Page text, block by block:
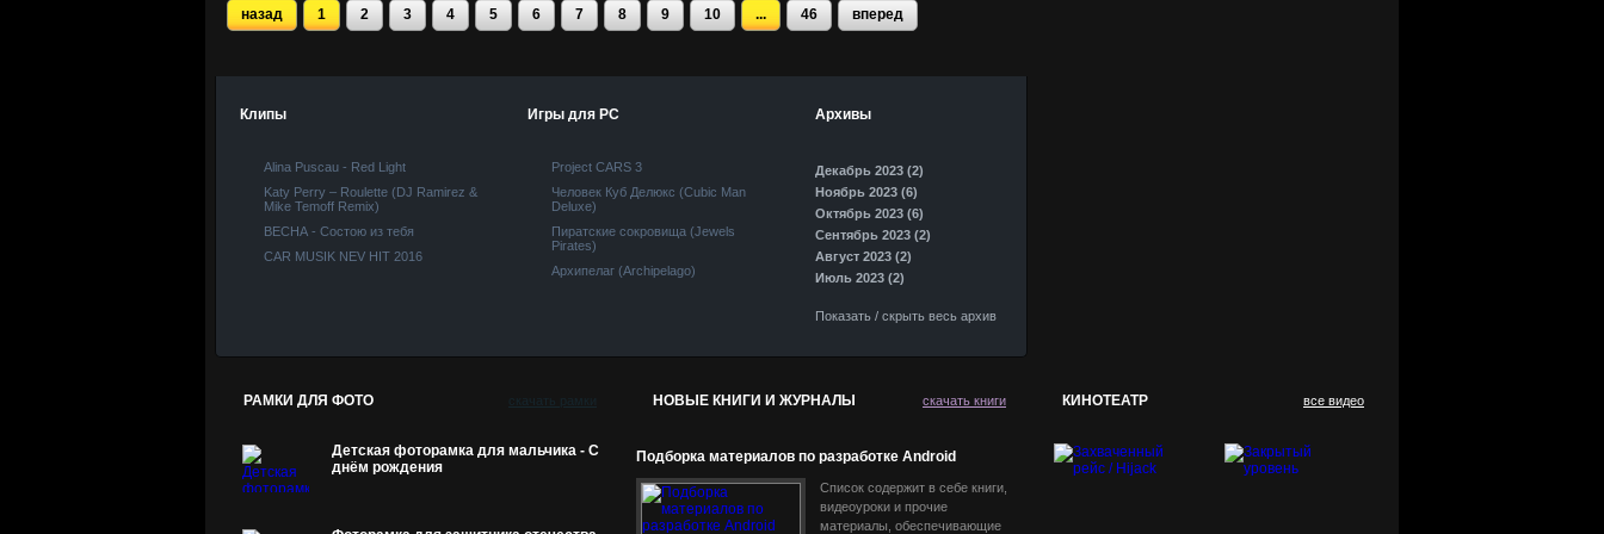
назад 1 2 3 4 5 6 7 8 9 10 ... 46 вперед
Клипы
Alina Puscau - Red Light
Katy Perry – Roulette (DJ Ramirez &
Mike Temoff Remix)
ВЕСНА - Состою из тебя
CAR MUSIK NEV HIT 2016
Игры для PC
Project CARS 3
Человек Куб Делюкс (Cubic Man
Deluxe)
Пиратские сокровища (Jewels
Pirates)
Архипелаг (Archipelago)
Архивы
Декабрь 2023 (2)
Ноябрь 2023 (6)
Октябрь 2023 (6)
Сентябрь 2023 (2)
Август 2023 (2)
Июль 2023 (2)
Показать / скрыть весь архив
РАМКИ ДЛЯ ФОТО скачать рамки
Детская фоторамка для мальчика - С
днём рождения
НОВЫЕ КНИГИ И ЖУРНАЛЫ скачать книги
Подборка материалов по разработке Android
Список содержит в себе книги,
видеоуроки и прочие
материалы, обеспечивающие
КИНОТЕАТР все видео